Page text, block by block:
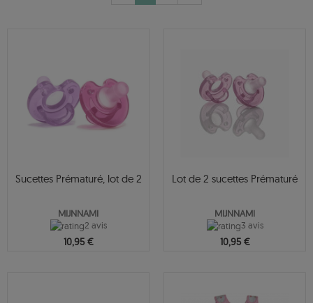
Sucettes Prématuré, lot de 2
MIJNNAMI
2 avis
10,95 €
Lot de 2 sucettes Prématuré
MIJNNAMI
3 avis
10,95 €